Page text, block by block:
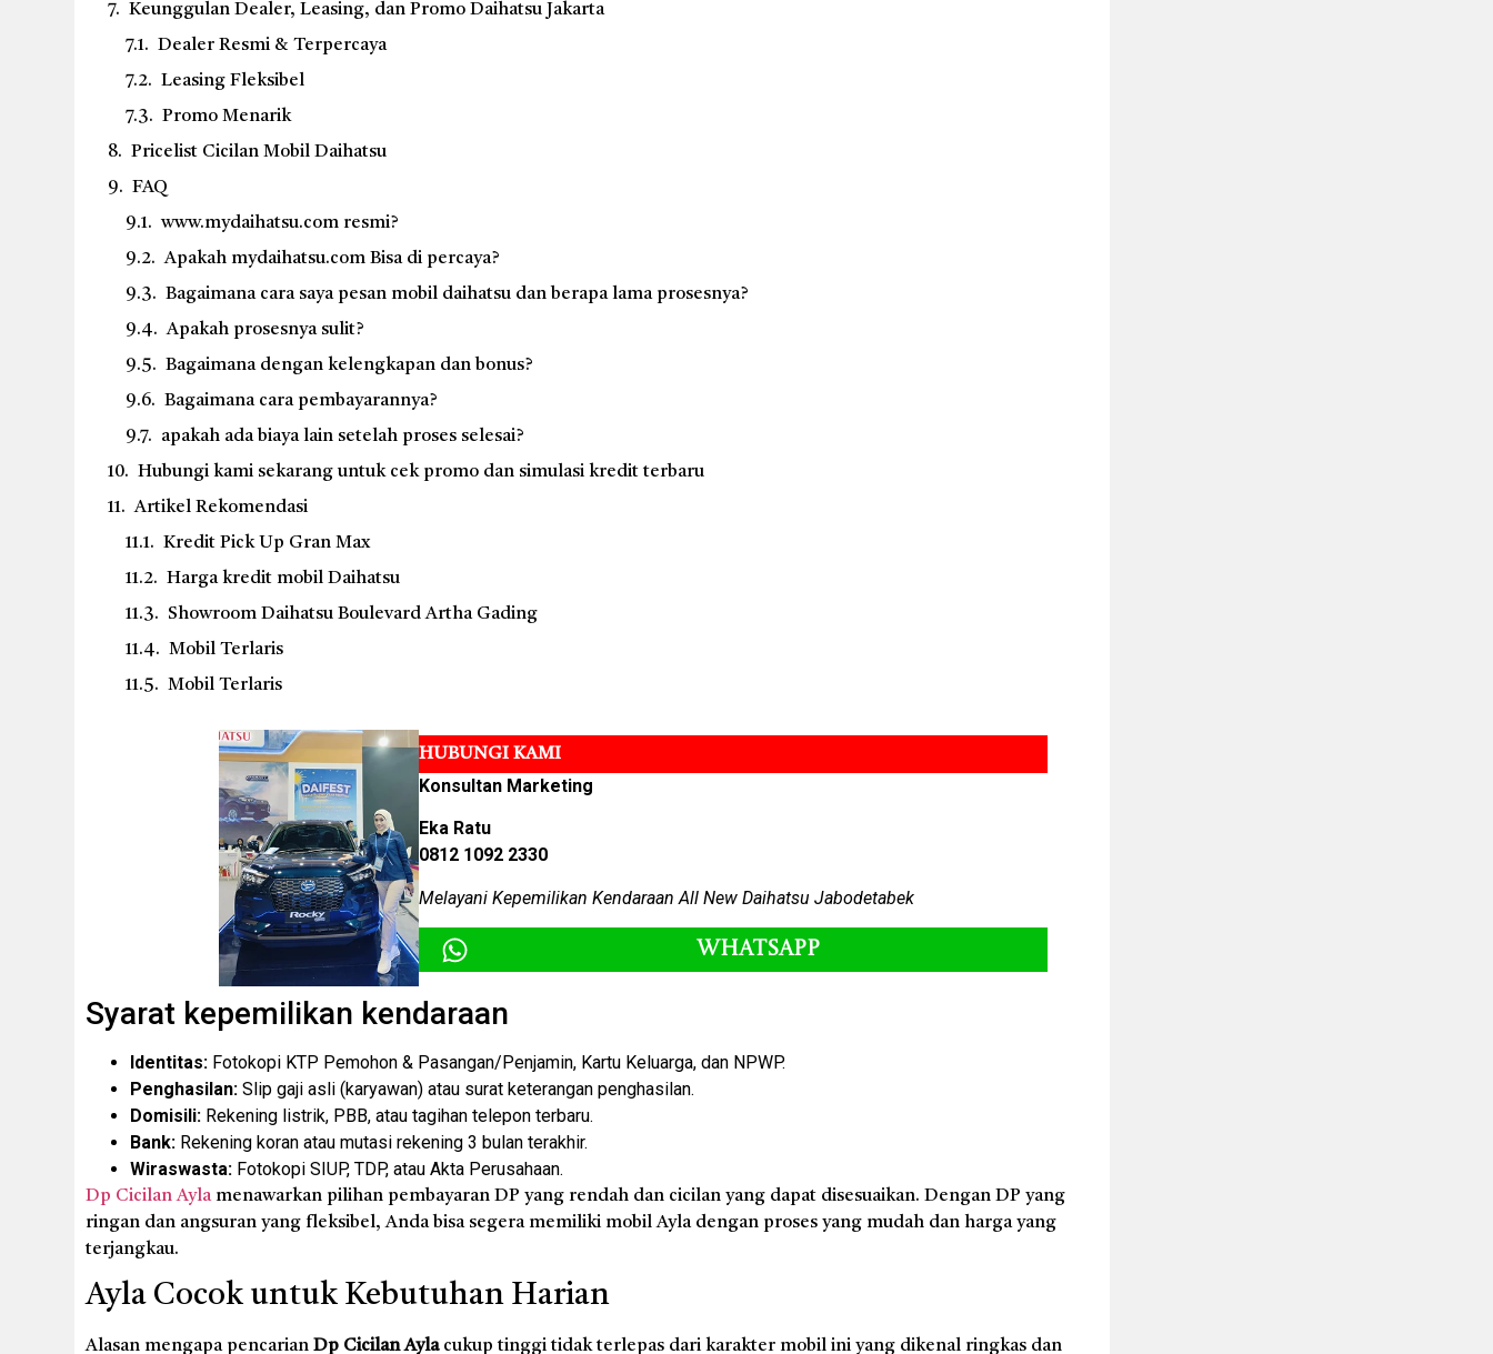
Keunggulan Dealer, Leasing, dan Promo Daihatsu Jakarta
Dealer Resmi & Terpercaya
Leasing Fleksibel
Promo Menarik
Pricelist Cicilan Mobil Daihatsu
FAQ
www.mydaihatsu.com resmi?
Apakah mydaihatsu.com Bisa di percaya?
Bagaimana cara saya pesan mobil daihatsu dan berapa lama prosesnya?
Apakah prosesnya sulit?
Bagaimana dengan kelengkapan dan bonus?
Bagaimana cara pembayarannya?
apakah ada biaya lain setelah proses selesai?
Hubungi kami sekarang untuk cek promo dan simulasi kredit terbaru
Artikel Rekomendasi
Kredit Pick Up Gran Max
Harga kredit mobil Daihatsu
Showroom Daihatsu Boulevard Artha Gading
Mobil Terlaris
Mobil Terlaris
HUBUNGI KAMI
Konsultan Marketing
Eka Ratu
0812 1092 2330
Melayani Kepemilikan Kendaraan All New Daihatsu Jabodetabek
Whatsapp
Syarat kepemilikan kendaraan
Identitas: Fotokopi KTP Pemohon & Pasangan/Penjamin, Kartu Keluarga, dan NPWP.
Penghasilan: Slip gaji asli (karyawan) atau surat keterangan penghasilan.
Domisili: Rekening listrik, PBB, atau tagihan telepon terbaru.
Bank: Rekening koran atau mutasi rekening 3 bulan terakhir.
Wiraswasta: Fotokopi SIUP, TDP, atau Akta Perusahaan.
Dp Cicilan Aylamenawarkan pilihan pembayaran DP yang rendah dan cicilan yang dapat disesuaikan. Dengan DP yang
ringan dan angsuran yang fleksibel, Anda bisa segera memiliki mobil Ayla dengan proses yang mudah dan harga yang
terjangkau.
Ayla Cocok untuk Kebutuhan Harian
Alasan mengapa pencarianDp Cicilan Aylacukup tinggi tidak terlepas dari karakter mobil ini yang dikenal ringkas dan